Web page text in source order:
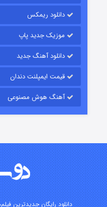
قسمت
قسمت۲ (دوبله)
دانلود ریمکس
موزیک جدید پاپ
دانلود آهنگ جدید
قیمت ایمپلنت دندان
آهنگ هوش مصنوعی
دانلود رایگان جدیدترین